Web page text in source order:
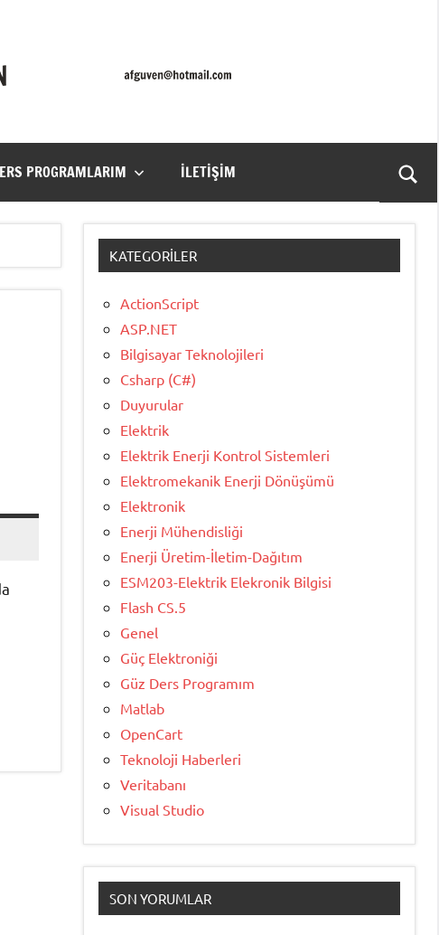
PROGRAMLARIM İLETIŞIM
KATEGORILER
ActionScript
ASP.NET
Bilgisayar Teknolojileri
Csharp (C#)
Duyurular
Elektrik
Elektrik Enerji Kontrol Sistemleri
Elektromekanik Enerji Dönüşümü
Elektronik
Enerji Mühendisliği
Enerji Üretim-İletim-Dağıtım
ESM203-Elektrik Elekronik Bilgisi
Flash CS.5
Genel
Güç Elektroniği
Güz Ders Programım
Matlab
OpenCart
Teknoloji Haberleri
Veritabanı
Visual Studio
SON YORUMLAR